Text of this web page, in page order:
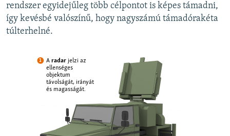
rendszer egyidejűleg több célpontot is képes támadni,
így kevésbé valószínű, hogy nagyszámú támadórakéta
túlterhelné.